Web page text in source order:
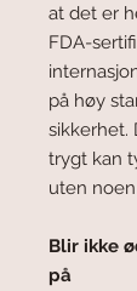
at det er
FDA-
på høy
sikkerhet.
trygt kan
uten
Blir ikke
på